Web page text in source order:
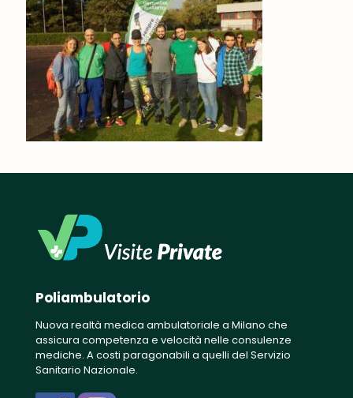
Poliambulatorio
Nuova realtà medica ambulatoriale a Milano che
assicura competenza e velocità nelle consulenze
mediche. A costi paragonabili a quelli del Servizio
Sanitario Nazionale.